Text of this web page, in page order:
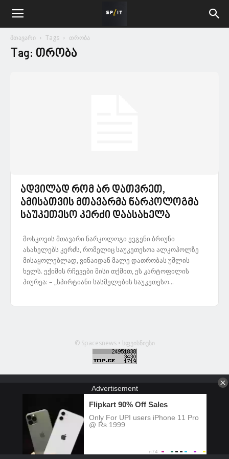
მთავარი Tags თრობა
Tag: თრობა
ადვილად რომ არ დათვრეთ,
ამისათვის მთავარმა ნარკოლოგმა
საუკეთესო კერძი დაასახელა
მოსკოვის მთავარი ნარკოლოგი ევგენი ბრიუნი
ასახელებს კერძს, რომელიც საუკეთესოა ალკოჰოლზე
მისაყოლებლად, ვინაიდან მალე დათრობას უშლის
ხელს. ექიმის რჩევები მისი თქმით, ეს კარტოფილის
პიურეა: – „სპირტიანი სასმელების საუკეთესო...
© Spacesnews • სფეისნიუსი